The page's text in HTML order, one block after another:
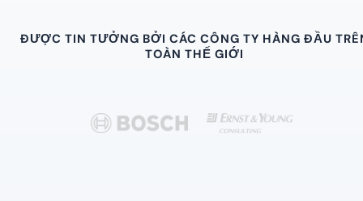
ĐƯỢC TIN TƯỞNG BỞI CÁC CÔNG TY HÀNG ĐẦU
TOÀN THẾ GIỚI